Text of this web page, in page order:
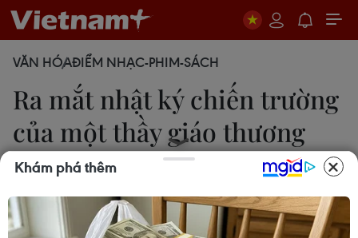
VĂN HÓAĐIỂM NHẠC-PHIM-SÁCH
Ra mắt nhật ký chiến trường
của một thầy giáo thương
binh
Phương Lan
18/11/2020 09:40
Khám phá thêm